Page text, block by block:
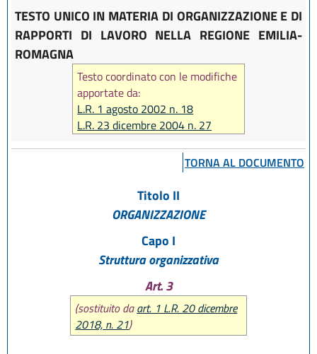
TESTO UNICO IN MATERIA DI ORGANIZZAZIONE E DI
RAPPORTI DI LAVORO NELLA REGIONE EMILIA-
ROMAGNA
Testo coordinato con le modifiche
apportate da:
L.R. 1 agosto 2002 n. 18
L.R. 23 dicembre 2004 n. 27
L.R. 6 giugno 2006 n. 7
L.R. 28 luglio 2006 n. 13
L.R. 29 dicembre 2006 n. 20
L.R. 26 luglio 2007 n. 13
L.R. 29 ottobre 2008 n. 17
L.R. 12 febbraio 2010 n. 4
L.R. 22 dicembre 2011 n. 21
L.R. 21 dicembre 2012 n. 19
L.R. 20 dicembre 2013 n. 26
L.R. 18 luglio 2014 n. 17
L.R. 18 novembre 2014 n. 24
L.R. 12 marzo 2015 n. 1
TORNA AL DOCUMENTO
Titolo II
ORGANIZZAZIONE
Capo I
Struttura organizzativa
Art. 3
(sostituito daart. 1 L.R. 20 dicembre
2018, n. 21)